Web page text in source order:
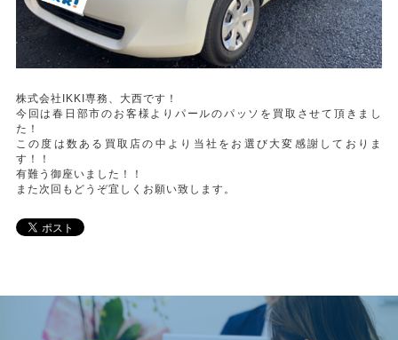
株式会社IKKI専務、大西です！
今回は春日部市のお客様よりパールのパッソを買取させて頂きまし
た！
この度は数ある買取店の中より当社をお選び大変感謝しておりま
す！！
有難う御座いました！！
また次回もどうぞ宜しくお願い致します。